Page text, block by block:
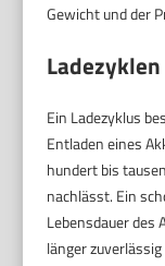
Gewicht und der
Ein Ladezyklus
Entladen eines
hundert bis
nachlässt. Ein
Lebensdauer des
länger